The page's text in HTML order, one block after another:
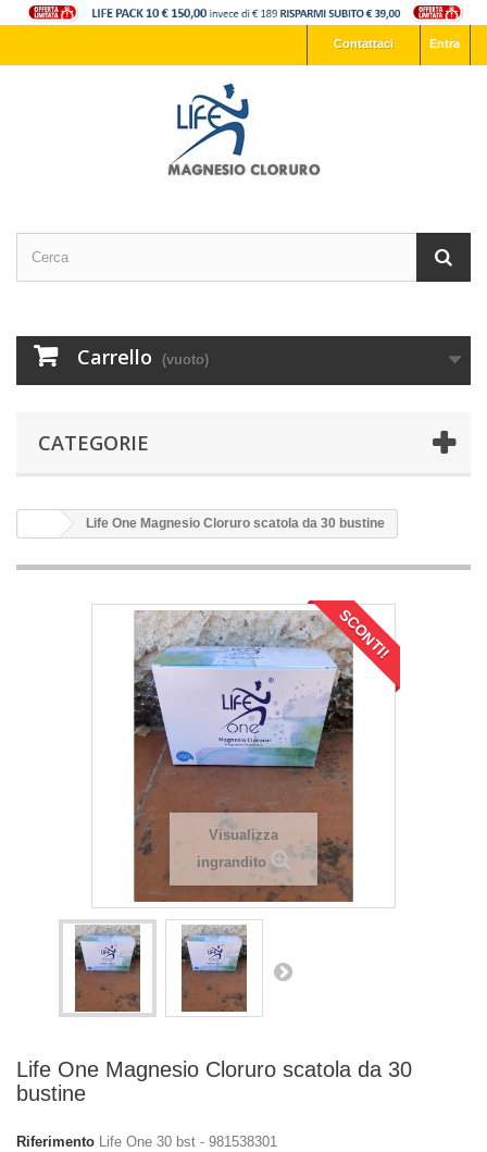
Entra
Contattaci
Carrello (vuoto)
CATEGORIE
Life One Magnesio Cloruro scatola da 30 bustine
SCONTI!
Visualizza
ingrandito
Life One Magnesio Cloruro scatola da 30
bustine
Riferimento Life One 30 bst - 981538301